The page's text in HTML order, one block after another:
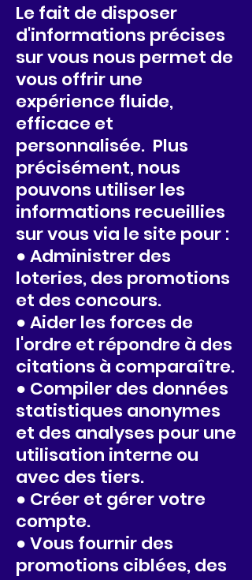
Le fait de disposer
d'informations précises
sur vous nous permet de
vous offrir une
expérience fluide,
efficace et
personnalisée. Plus
précisément, nous
pouvons utiliser les
informations recueillies
sur vous via le site pour :
● Administrer des
loteries, des promotions
et des concours.
● Aider les forces de
l'ordre et répondre à des
citations à comparaître.
● Compiler des données
statistiques anonymes
et des analyses pour une
utilisation interne ou
avec des tiers.
● Créer et gérer votre
compte.
● Vous fournir des
promotions ciblées, des